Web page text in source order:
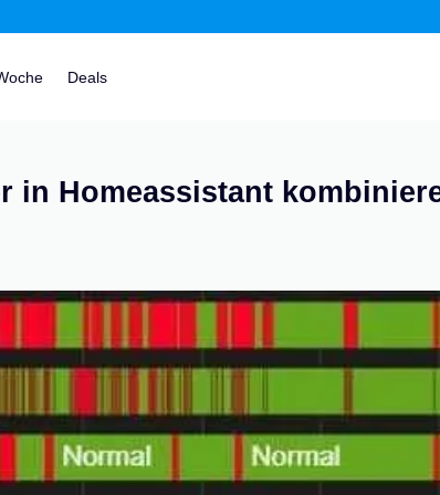
Deals
in Homeassistant